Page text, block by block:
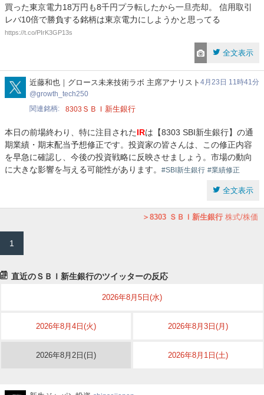
買った東京電力18万円も8千円プラ転したから一旦売却。 信用取引
レバ10倍で勝負する銘柄は東京電力にしようかと思ってる
https://t.co/PIrK3GP13s
全文表示
growth_tech250
近藤和也｜グロース未来技術ラボ 主席アナリスト
growth_tech250
4月23日 11時41分
関連銘柄 8303 ＳＢＩ新生銀行
本日の前場終わり、特に注目されたIRは【8303 SBI新生銀行】の通
期業績・期末配当予想修正です。投資家の皆さんは、この修正内容
を早急に確認し、今後の投資戦略に反映させましょう。市場の動向
に大きな影響を与える可能性があります。 #SBI新生銀行 #業績修正
全文表示
8303 ＳＢＩ新生銀行 株式/株価
1
直近のＳＢＩ新生銀行のツイッターの反応
2026年8月5日(水)
2026年8月4日(火) 2026年8月3日(月)
2026年8月2日(日) 2026年8月1日(土)